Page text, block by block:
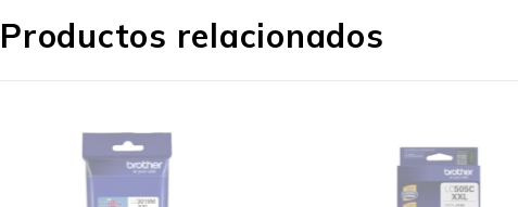
Productos relacionados